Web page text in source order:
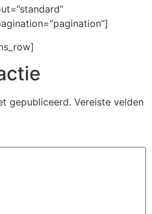
gepubliceerd. Vereiste velden